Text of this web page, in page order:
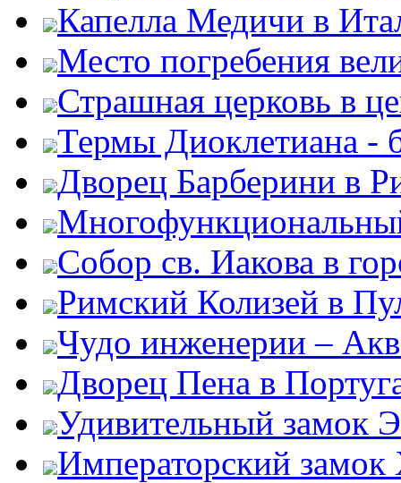
Капелла Медичи в
Место погребения
Страшная церковь в
Термы Диоклетиана -
Дворец Барберини в
Собор св. Иакова в
Римский Колизей в
Чудо инженерии –
Дворец Пена в
Удивительный замок
Императорский замок